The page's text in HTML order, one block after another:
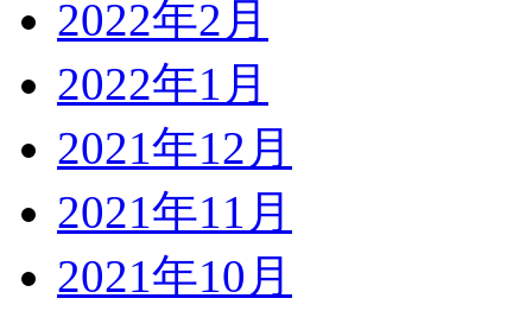
2022年2月
2022年1月
2021年12月
2021年11月
2021年10月